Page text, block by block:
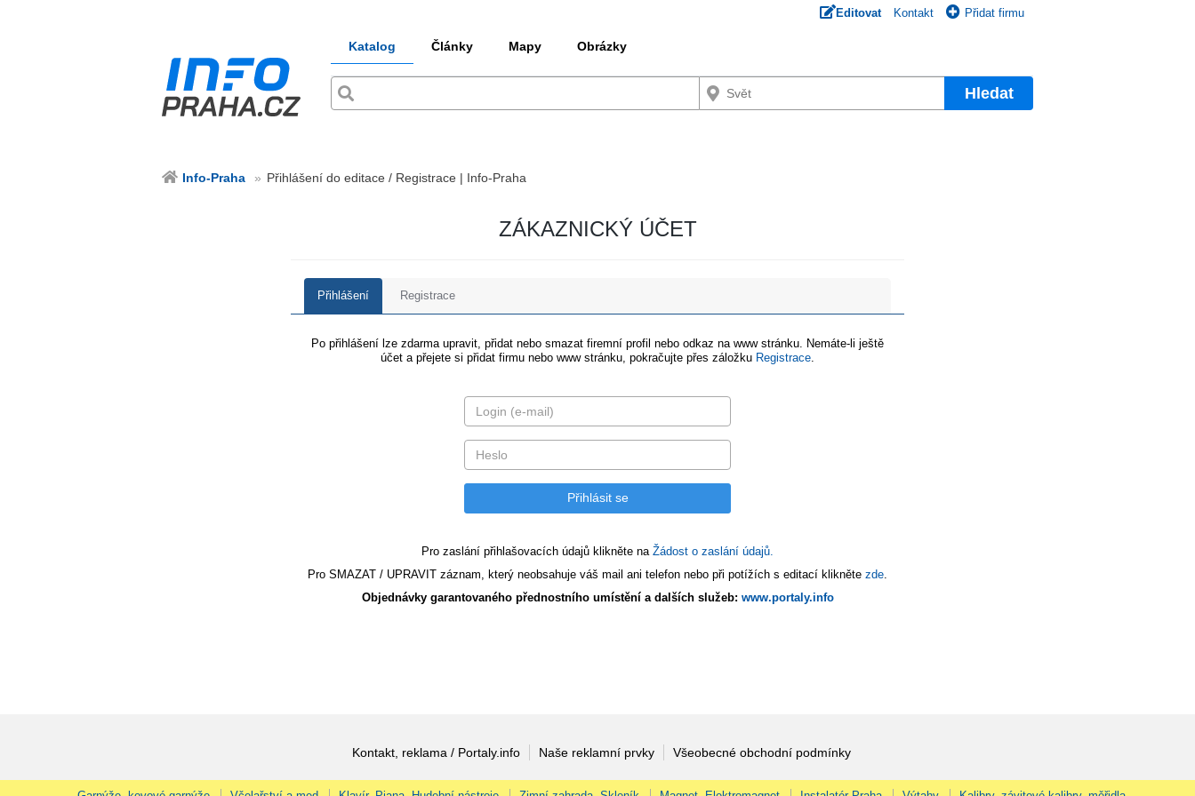
Editovat Kontakt Přidat firmu
Katalog Články Mapy Obrázky
Hledat
Info-Praha Přihlášení do editace / Registrace | Info-Praha
ZÁKAZNICKÝ ÚČET
Přihlášení Registrace
Po přihlášení lze zdarma upravit, přidat nebo smazat firemní profil nebo odkaz na www stránku. Nemáte-li ještě
účet a přejete si přidat firmu nebo www stránku, pokračujte přes záložku Registrace
Pro zaslání přihlašovacích údajů klikněte na Žádost o zaslání údajů.
Pro SMAZAT / UPRAVIT záznam, který neobsahuje váš mail ani telefon nebo při potížích s editací klikněte zde
Objednávky garantovaného přednostního umístění a dalších služeb: www.portaly.info
Kontakt, reklama / Portaly.info Naše reklamní prvky Všeobecné obchodní podmínky